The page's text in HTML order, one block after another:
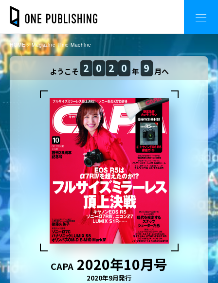
HOME Magazine Time Machine
ようこそ 2 0 2 0 年 9 月へ
CAPA 2020年10月号
2020年9月発行